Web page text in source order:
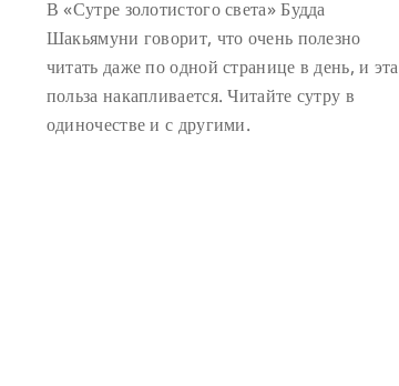
В «Сутре золотистого света» Будда
Шакьямуни говорит, что очень полезно
читать даже по одной странице в день, и эта
польза накапливается. Читайте сутру в
одиночестве и с другими.